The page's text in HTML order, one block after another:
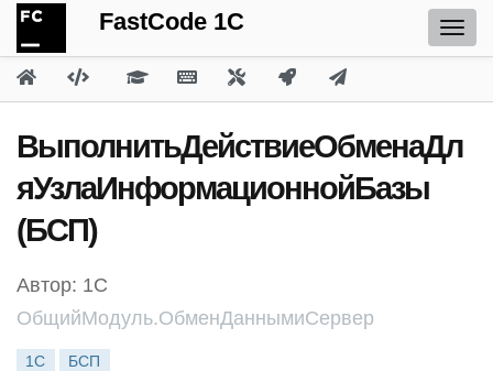
FastCode 1C
ВыполнитьДействиеОбменаДл
яУзлаИнформационнойБазы
(БСП)
Автор: 1С
ОбщийМодуль.ОбменДаннымиСервер
1С БСП